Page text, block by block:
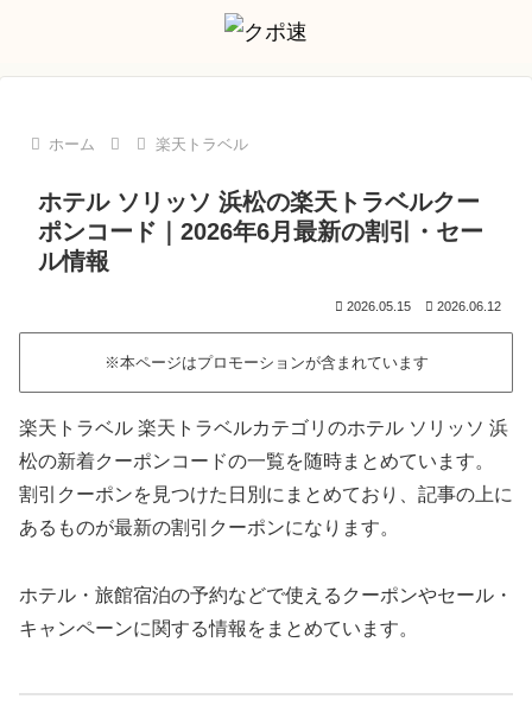
ホーム 楽天トラベル
ホテル ソリッソ 浜松の楽天トラベルクー
ポンコード｜2026年6月最新の割引・セー
ル情報
2026.05.15 2026.06.12
※本ページはプロモーションが含まれています
楽天トラベル 楽天トラベルカテゴリのホテル ソリッソ 浜
松の新着クーポンコードの一覧を随時まとめています。
割引クーポンを見つけた日別にまとめており、記事の上に
あるものが最新の割引クーポンになります。
ホテル・旅館宿泊の予約などで使えるクーポンやセール・
キャンペーンに関する情報をまとめています。